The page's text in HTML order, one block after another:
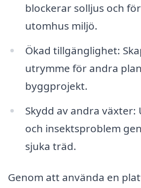
blockerar solljus och
utomhus miljö.
Ökad tillgänglighet:
utrymme för andra
byggprojekt.
Skydd av andra växter:
och insektsproblem
sjuka träd.
Genom att använda en